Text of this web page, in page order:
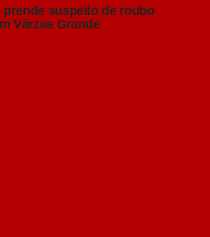
prende suspeito de roubo
Várzea Grande